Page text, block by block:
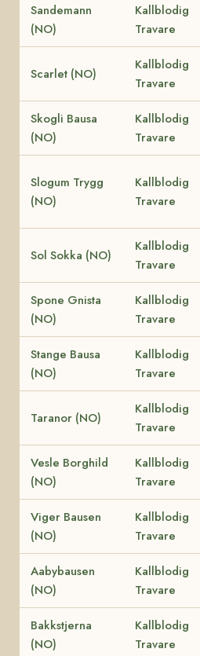
Sandemann
(NO)
Kallblodig
Travare
Scarlet (NO)
Kallblodig
Travare
Skogli Bausa
(NO)
Kallblodig
Travare
Slogum Trygg
(NO)
Kallblodig
Travare
Sol Sokka (NO)
Kallblodig
Travare
Spone Gnista
(NO)
Kallblodig
Travare
Stange Bausa
(NO)
Kallblodig
Travare
Taranor (NO)
Kallblodig
Travare
Vesle Borghild
(NO)
Kallblodig
Travare
Viger Bausen
(NO)
Kallblodig
Travare
Aabybausen
(NO)
Kallblodig
Travare
Bakkstjerna
(NO)
Kallblodig
Travare